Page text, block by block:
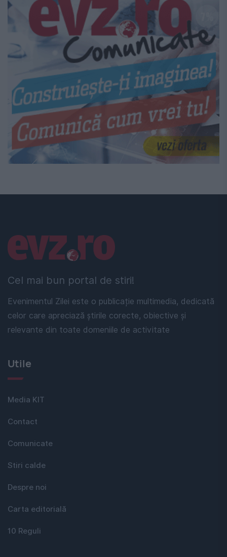
Cel mai bun portal de stiri!
Evenimentul Zilei este o publicație multimedia, dedicată
celor care apreciază știrile corecte, obiective și
relevante din toate domeniile de activitate
Linkuri utile
Utile
Media KIT
Contact
Comunicate
Stiri calde
Despre noi
Carta editorială
10 Reguli